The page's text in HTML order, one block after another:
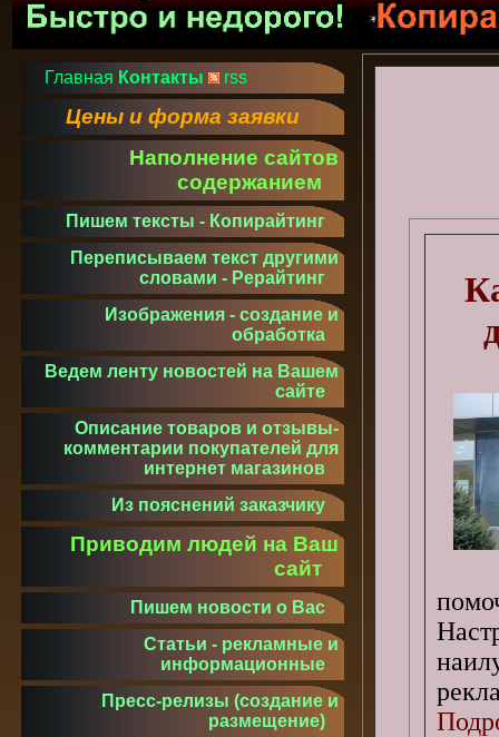
Главная Контакты rss
Цены и форма заявки
Наполнение сайтов
содержанием
Пишем тексты - Копирайтинг
Переписываем текст другими
словами - Рерайтинг
Изображения - создание и
обработка
Ведем ленту новостей на Вашем
сайте
Описание товаров и отзывы-
комментарии покупателей для
интернет магазинов
Из пояснений заказчику
Приводим людей на Ваш
сайт
Пишем новости о Вас
Статьи - рекламные и
информационные
Пресс-релизы (создание и
размещение)